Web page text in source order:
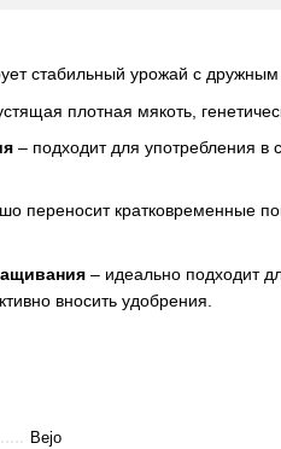
стабильный урожай с дружным
плотная мякоть,
– подходит для употребления
переносит кратковременные
– идеально подходит
вносить удобрения.
Bejo